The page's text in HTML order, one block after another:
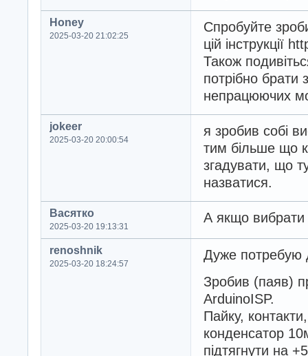
Honey
2025-03-20 21:02:25
Спробуйте
цій інструкції
Також
потрібно брати
непрацюючих
jokeer
2025-03-20 20:00:54
я зробив собі
тим більше що
згадувати, що
назватися.
Васятко
2025-03-20 19:13:31
А якщо вибрати
renoshnik
2025-03-20 18:24:57
Дуже потребую
Зробив (паяв)
ArduinoISP.
Пайку,
конденсатор
підтягнути на